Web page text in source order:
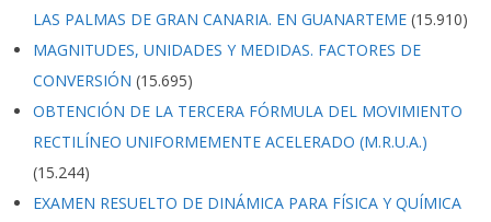
LAS PALMAS DE GRAN CANARIA. EN GUANARTEME (15.910)
MAGNITUDES, UNIDADES Y MEDIDAS. FACTORES DE
CONVERSIÓN (15.695)
OBTENCIÓN DE LA TERCERA FÓRMULA DEL MOVIMIENTO
RECTILÍNEO UNIFORMEMENTE ACELERADO (M.R.U.A.)
(15.244)
EXAMEN RESUELTO DE DINÁMICA PARA FÍSICA Y QUÍMICA